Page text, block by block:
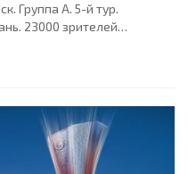
Группа A. 5-й тур.
23000 зрителей
(Греция).
78), Шарль Каборе,
(Арсен